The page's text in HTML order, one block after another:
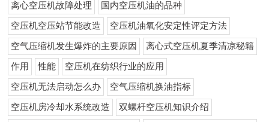
离心空压机故障处理 国内空压机油的品种
空压机空压站节能改造 空压机油氧化安定性评定方法
空气压缩机发生爆炸的主要原因 离心式空压机夏季清凉秘籍
作用 性能 空压机在纺织行业的应用
空压机无法启动怎么办 空气压缩机换油指标
空压机房冷却水系统改造 双螺杆空压机知识介绍